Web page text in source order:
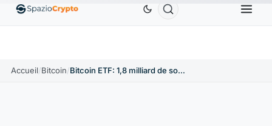
EthereumETH1 880,58 $US Tether USDT ↑0.00% BNB
Accueil/Bitcoin/ Bitcoin ETF: 1,8 milliard de sorties, BlackRock perd 448 M$ en un jour